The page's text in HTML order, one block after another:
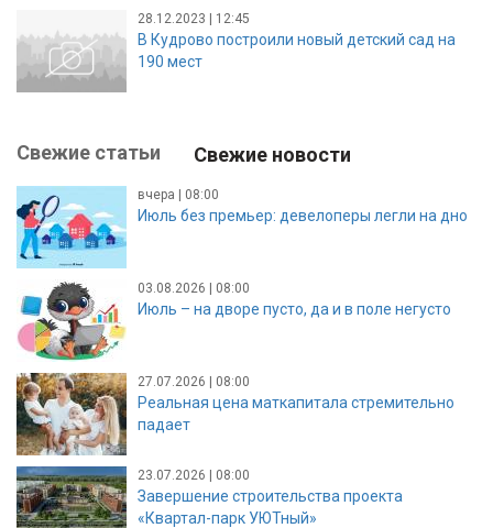
28.12.2023 | 12:45
В Кудрово построили новый детский сад на
190 мест
Свежие статьи Свежие новости
вчера | 08:00
Июль без премьер: девелоперы легли на дно
03.08.2026 | 08:00
Июль – на дворе пусто, да и в поле негусто
27.07.2026 | 08:00
Реальная цена маткапитала стремительно
падает
23.07.2026 | 08:00
Завершение строительства проекта
«Квартал-парк УЮТный»